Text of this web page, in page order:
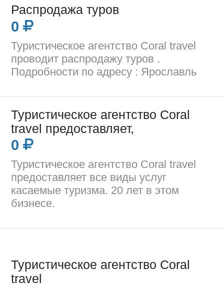
Распродажа туров
0
Туристическое агентство Coral travel
проводит распродажу туров .
Подробности по адресу : Ярославль
Туристическое агентство Coral
travel предоставляет,
0
Туристическое агентство Coral travel
предоставляет все виды услуг
касаемые туризма. 20 лет в этом
бизнесе.
Туристическое агентство Coral
travel